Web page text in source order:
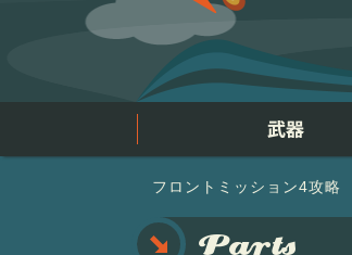
フロントミッション4攻略